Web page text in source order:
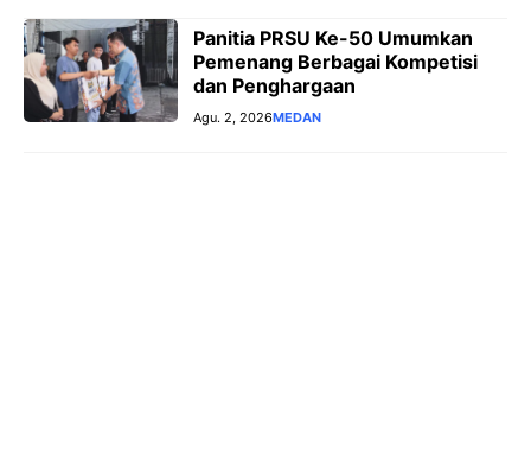
Panitia PRSU Ke-50 Umumkan
Pemenang Berbagai Kompetisi
dan Penghargaan
Agu. 2, 2026MEDAN